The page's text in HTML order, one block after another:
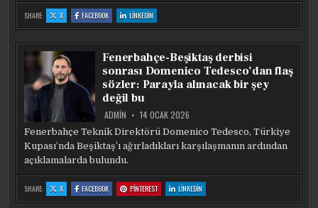
SHARE: X:
ALTAY
BAYINDIR
LIG’E
GERI
DÖNÜYOR!
İSTANBUL
DEVIYLE
ANLAŞTI
FACEBOOK:
ALTAY
BAYINDIR
LIG’E
DÖNÜYOR!
İSTANBUL
DEVIYLE
ANLAŞTI
LINKEDIN
ALTAY
BAYINDIR
LIG’E
DÖNÜYOR!
İSTANBUL
DEVIYLE
ANLAŞTI
Fenerbahçe-Beşiktaş derbisi
sonrası Domenico Tedesco’dan flaş
sözler: Parayla alınacak bir şey
değil bu
ADMIN 14 OCAK 2026
Fenerbahçe Teknik Direktörü Domenico Tedesco, Türkiye
Kupası’nda Beşiktaş’ı ağırladıkları karşılaşmanın ardından
açıklamalarda bulundu.
SHARE: X:
FENERBAHÇE-
BEŞIKTAŞ
FACEBOOK:
FENERBAHÇE-
BEŞIKTAŞ
PINTEREST:
FENERBAHÇE-
BEŞIKTAŞ
LINKEDIN
FENERBAHÇE-
BEŞIKTAŞ